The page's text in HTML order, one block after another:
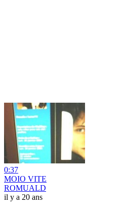
0:37
MOIO VITE
ROMUALD
il y a 20 ans